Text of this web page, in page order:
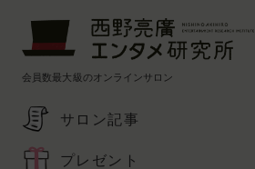
会員数最大級のオンラインサロン
サロン記事
プレゼント